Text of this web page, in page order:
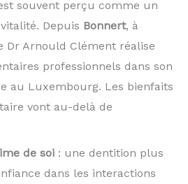
souvent perçu comme un
Depuis Bonnert, à
Dr Arnould Clément réalise
professionnels dans son
au Luxembourg. Les bienfaits
vont au-delà de
de soi : une dentition plus
dans les interactions